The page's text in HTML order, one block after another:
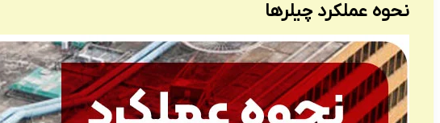
نحوه عملکرد چیلرها